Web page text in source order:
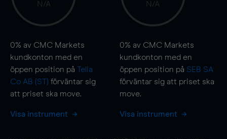
N/A
0% av CMC Markets
kundkonton med en
öppen position på Telia
Co AB (ST) förväntar sig
att priset ska move.
Visa instrument
N/A
0% av CMC Markets
kundkonton med en
öppen position på SEB SA
förväntar sig att priset ska
move.
Visa instrument